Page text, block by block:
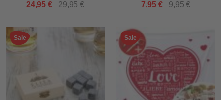
24,95 € 29,95 €
7,95 €
9,95 €
Sale Sale